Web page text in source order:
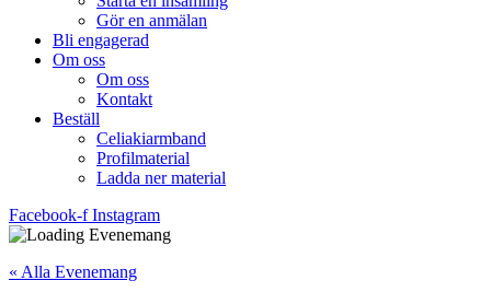
Gör en anmälan
Bli engagerad
Om oss
Om oss
Kontakt
Beställ
Celiakiarmband
Profilmaterial
Ladda ner material
Facebook-f Instagram
« Alla Evenemang